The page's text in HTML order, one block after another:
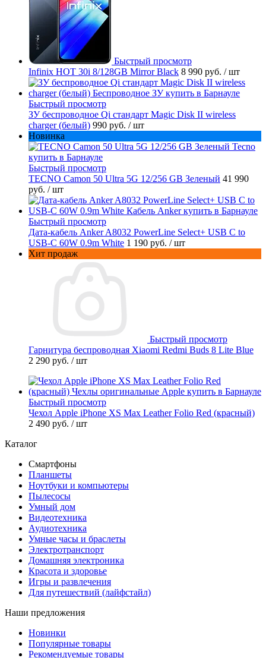
Быстрый просмотр
Infinix HOT 30i 8/128GB Mirror Black 8 990 руб. / шт
Быстрый просмотр
ЗУ беспроводное Qi стандарт Magic Disk II wireless
charger (белый) 990 руб. / шт
Новинка
Быстрый просмотр
TECNO Camon 50 Ultra 5G 12/256 GB Зеленый 41 990
руб. / шт
Быстрый просмотр
Дата-кабель Anker A8032 PowerLine Select+ USB C to
USB-C 60W 0.9m White 1 190 руб. / шт
Хит продаж
Быстрый просмотр
Гарнитура беспроводная Xiaomi Redmi Buds 8 Lite Blue
2 290 руб. / шт
Быстрый просмотр
Чехол Apple iPhone XS Max Leather Folio Red (красный)
2 490 руб. / шт
Каталог
Смартфоны
Планшеты
Ноутбуки и компьютеры
Пылесосы
Умный дом
Видеотехника
Аудиотехника
Умные часы и браслеты
Электротранспорт
Домашняя электроника
Красота и здоровье
Игры и развлечения
Для путешествий (лайфстайл)
Наши предложения
Новинки
Популярные товары
Рекомендуемые товары